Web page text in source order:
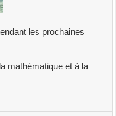
les prochaines
mathématique et à la